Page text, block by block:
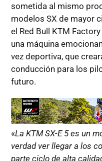
sometida al mismo
modelos SX de mayor
el Red Bull KTM
una máquina
vez deportiva, que
conducción para los
futuro.
«La KTM SX-E 5 es un
verdad ver llegar a los
parte ciclo de alta